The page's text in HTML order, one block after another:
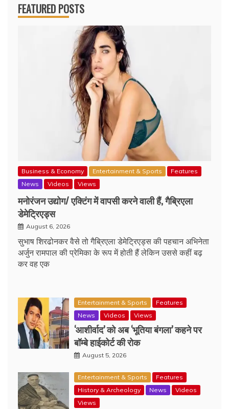
FEATURED POSTS
Business & Economy Entertainment & Sports
Features
News
Videos Views
मनोरंजन उद्योग/ एक्टिंग में वापसी करने वाली हैं, गैब्रिएला
डेमेट्रिएड्स
August 6, 2026
सुभाष शिरढोनकर वैसे तो गैब्रिएला डेमेट्रिएड्स की पहचान अभिनेता
अर्जुन रामपाल की प्रेमिका के रूप में होती हैं लेकिन उससे कहीं बढ़
कर वह एक
Entertainment & Sports
Features
News
Videos Views
‘आशीर्वाद’ को अब ‘भूतिया बंगला’ कहने पर
बॉम्बे हाईकोर्ट की रोक
August 5, 2026
Entertainment & Sports
Features
History & Archeology
News
Videos
Views